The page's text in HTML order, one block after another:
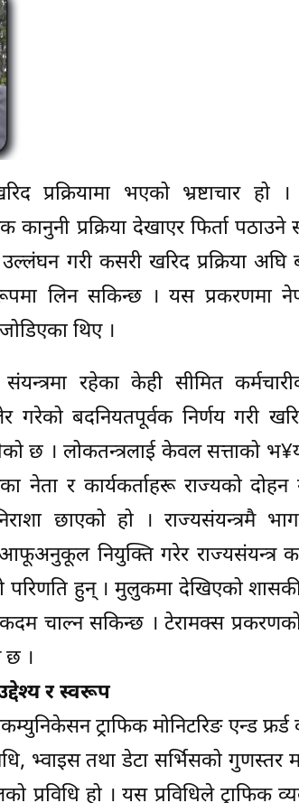
प्रक्रियामा भएको भ्रष्टाचार
कानुनी प्रक्रिया देखाएर फिर्ता
उल्लंघन गरी कसरी खरिद प्रक्रिया
लिन सकिन्छ । यस प्रकरणमा
थिए ।
रहेका केही सीमित
गरेको बदनियतपूर्वक निर्णय गरी
छ । लोकतन्त्रलाई केवल सत्ताको
नेता र कार्यकर्ताहरू राज्यको
छाएको हो । राज्यसंयन्त्रमै
नियुक्ति गरेर राज्यसंयन्त्र
परिणति हुन् । मुलुकमा देखिएको
चाल्न सकिन्छ । टेरामक्स प्रकरणको
छ ।
र स्वरूप
ट्राफिक मोनिटरिङ एन्ड फ्रर्ड
भ्वाइस तथा डेटा सर्भिसको
प्रविधि हो । यस प्रविधिले ट्राफिक